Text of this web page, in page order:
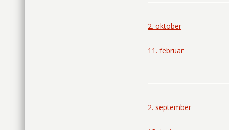
2. oktober
11. februar
2. september